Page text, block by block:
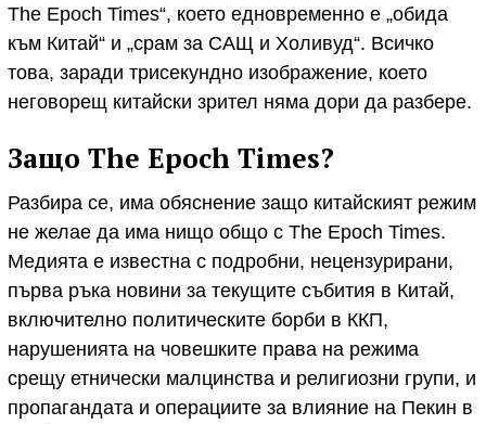
The Epoch Times“, което едновременно е „обида
към Китай“ и „срам за САЩ и Холивуд“. Всичко
това, заради трисекундно изображение, което
неговорещ китайски зрител няма дори да разбере.
Защо The Epoch Times?
Разбира се, има обяснение защо китайският режим
не желае да има нищо общо с The Epoch Times.
Медията е известна с подробни, нецензурирани,
първа ръка новини за текущите събития в Китай,
включително политическите борби в ККП,
нарушенията на човешките права на режима
срещу етнически малцинства и религиозни групи, и
пропагандата и операциите за влияние на Пекин в